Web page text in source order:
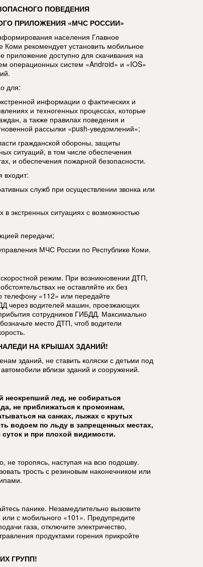
ПОВЕДЕНИЯ
ПРИЛОЖЕНИЯ «МЧС РОССИИ»
населения Главное
рекомендует установить мобильное
доступно для скачивания на
операционных систем «Android» и «IOS»
для:
информации о фактических и
и техногенных процессах, которые
а также правилах поведения и
рассылки «push-уведомлений»;
гражданской обороны, защиты
ситуаций, в том числе обеспечения
и обеспечения пожарной безопасности.
входит:
служб при осуществлении звонка или
в экстренных ситуациях с возможностью
передачи;
МЧС России по Республике Коми.
режим. При возникновении ДТП,
не оставляйте их без
«112» или передайте
через водителей машин, проезжающих
сотрудников ГИБДД. Максимально
место ДТП, чтоб водители
НА КРЫШАХ ЗДАНИЙ!
зданий, не ставить коляски с детьми под
вблизи зданий и сооружений.
неокрепший лед, не собираться
не приближаться к промоинам,
на санках, лыжах с крутых
водоем по льду в запрещенных местах,
и при плохой видимости.
не торопясь, наступая на всю подошву.
трость с резиновым наконечником или
панике. Незамедлительно вызовите
с мобильного «101». Предупредите
газа, отключите электричество,
продуктами горения прикройте
ГРУПП!